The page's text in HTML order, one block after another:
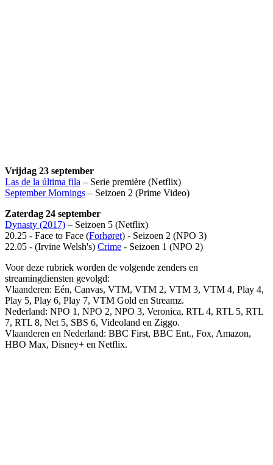
Vrijdag 23 september
Las de la última fila – Serie première (Netflix)
September Mornings – Seizoen 2 (Prime Video)
Zaterdag 24 september
Dynasty (2017) – Seizoen 5 (Netflix)
20.25 - Face to Face (Forhøret) - Seizoen 2 (NPO 3)
22.05 - (Irvine Welsh's) Crime - Seizoen 1 (NPO 2)
Voor deze rubriek worden de volgende zenders en
streamingdiensten gevolgd:
Vlaanderen: Eén, Canvas, VTM, VTM 2, VTM 3, VTM 4, Play 4,
Play 5, Play 6, Play 7, VTM Gold en Streamz.
Nederland: NPO 1, NPO 2, NPO 3, Veronica, RTL 4, RTL 5, RTL
7, RTL 8, Net 5, SBS 6, Videoland en Ziggo.
Vlaanderen en Nederland: BBC First, BBC Ent., Fox, Amazon,
HBO Max, Disney+ en Netflix.